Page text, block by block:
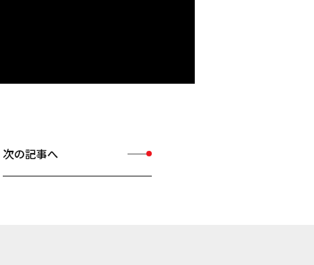
次の記事へ